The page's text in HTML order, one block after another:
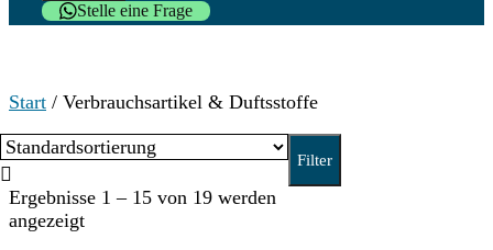
Stelle eine Frage
Start / Verbrauchsartikel & Duftsstoffe
Filter
Ergebnisse 1 – 15 von 19 werden
angezeigt